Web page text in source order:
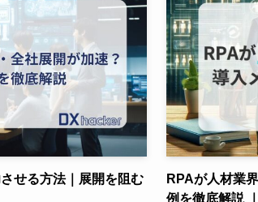
せる方法｜展開を阻む
RPAが人材業
例を徹底解説